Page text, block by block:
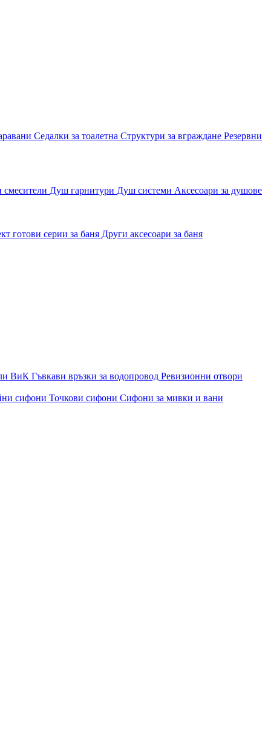
Седалки за тоалетна Структури за вграждане Резервни
смесители Душ гарнитури Душ системи Аксесоари за душове
готови серии за баня Други аксесоари за баня
ВиК Гъвкави връзки за водопровод Ревизионни отвори
сифони Точкови сифони Сифони за мивки и вани